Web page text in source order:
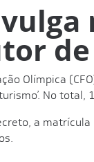
Olímpica
No
a